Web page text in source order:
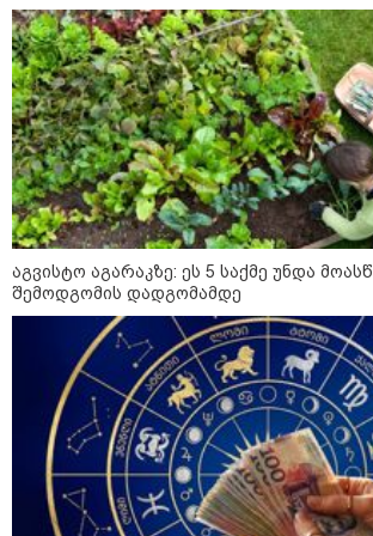
"ამ ვიდეოს ნახვა
სიკვდილი" - რას
დაკარგული 17
ვიდეოკადრებზე,
განწირული
ამოიცნო
ამ წუთეში
ბაზრობაზე
პოლიტიკა
აგვისტო აგარაკზე: ეს 5 საქმე უნდა
შემოდგომის დადგომამდე